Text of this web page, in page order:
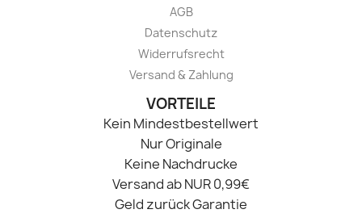
AGB
Datenschutz
Widerrufsrecht
Versand & Zahlung
VORTEILE
Kein Mindestbestellwert
Nur Originale
Keine Nachdrucke
Versand ab NUR 0,99€
Geld zurück Garantie